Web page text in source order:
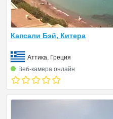
Капсали Бэй, Китера
Аттика, Греция
Веб‑камера онлайн